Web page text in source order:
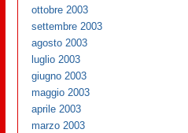
ottobre 2003
settembre 2003
agosto 2003
luglio 2003
giugno 2003
maggio 2003
aprile 2003
marzo 2003